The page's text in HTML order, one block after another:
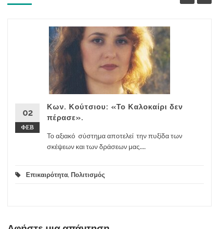
02
ΦΕΒ
Κων. Κούτσιου: «Το Καλοκαίρι δεν
πέρασε».
Το αξιακό σύστημα αποτελεί την πυξίδα των
σκέψεων και των δράσεων μας....
Επικαιρότητα, Πολιτισμός